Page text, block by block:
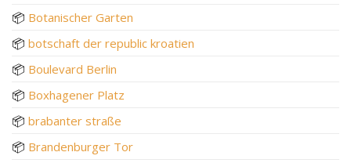
📦 Botanischer Garten
📦 botschaft der republic kroatien
📦 Boulevard Berlin
📦 Boxhagener Platz
📦 brabanter straße
📦 Brandenburger Tor